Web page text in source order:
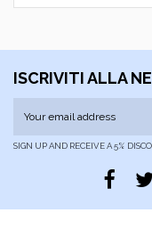
ISCRIVITI ALLA
SIGN UP AND RECEIVE A 5%